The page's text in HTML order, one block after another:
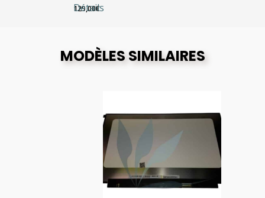
Détails
129,00€
MODÈLES SIMILAIRES